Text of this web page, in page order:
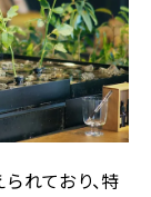
れており、特